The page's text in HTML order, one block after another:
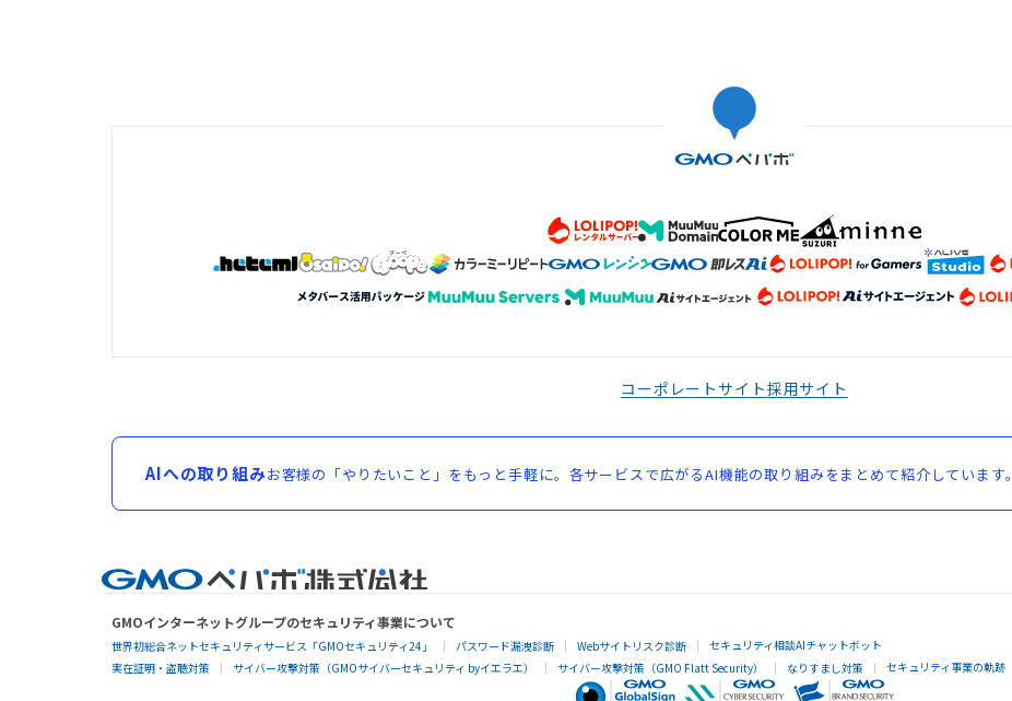
コーポレートサイト採用サイト
AIへの取り組みお客様の「やりたいこと」をもっと手軽に。各サービスで広がるAI機能の取り組みをまとめて紹介しています。
GMOインターネットグループのセキュリティ事業について
世界初総合ネットセキュリティサービス「GMOセキュリティ24」 パスワード漏洩診断 Webサイトリスク診断
セキュリティ相談AIチャットボット
実在証明・盗聴対策
サイバー攻撃対策（GMOサイバーセキュリティ byイエラエ） サイバー攻撃対策（GMO Flatt Security） なりすまし対策 セキュリティ事業の軌跡